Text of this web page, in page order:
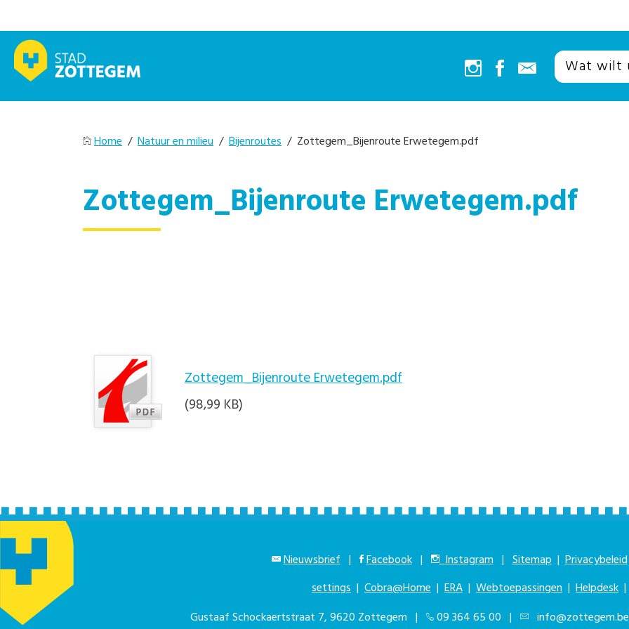
Home / Natuur en milieu / Bijenroutes / Zottegem_Bijenroute Erwetegem.pdf
Zottegem_Bijenroute Erwetegem.pdf
Zottegem_Bijenroute Erwetegem.pdf
(98,99 KB)
Nieuwsbrief | Facebook | Instagram | Sitemap |Privacybeleid
settings | Cobra@Home | ERA | Webtoepassingen | Helpdesk
Gustaaf Schockaertstraat 7, 9620 Zottegem |
09 364 65 00 | info@zottegem.be